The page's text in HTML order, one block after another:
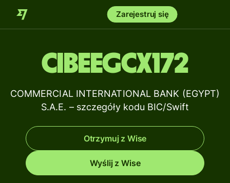
Zarejestruj się
CIBEEGCX172
COMMERCIAL INTERNATIONAL BANK (EGYPT)
S.A.E. – szczegóły kodu BIC/Swift
Otrzymuj z Wise
Wyślij z Wise